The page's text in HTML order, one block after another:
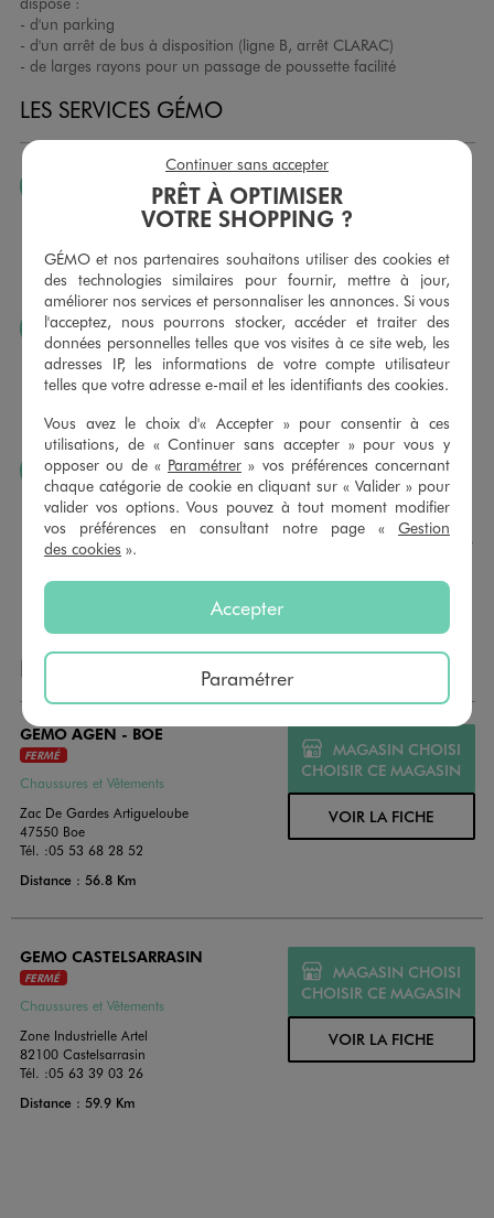
- d'un parking
- d'un arrêt de bus à disposition (ligne B, arrêt CLARAC)
- de larges rayons pour un passage de poussette facilité
LES SERVICES GÉMO
JE PEUX CHANGER D’AVIS
Nous échangeons et vous proposons un avoir ou un
sous 30 jours, sur simple présentation du ticket de caisse,
dans tous les magasins GÉMO.
JE PEUX FAIRE RETOUCHER MES ARTICLES
Ourlets, ceintures… vous avez la possibilité de faire
retoucher vos articles textiles dans nos magasins. Les tarifs
conditions en magasins.
J’AIME FAIRE PLAISIR
Nous vous proposons des cartes cadeaux GÉMO d’un
montant au choix entre 10€ et 150€. Les cartes cadeau
GÉMO sont valables 1 an, utilisables en plusieurs fois, pour
dans de jolies enveloppes pour toutes les occasions.
NOS AUTRES MAGASINS
GEMO AGEN - BOE
FERMÉ
Chaussures et Vêtements
Zac De Gardes Artigueloube
47550 Boe
Tél. :05 53 68 28 52
Distance : 56.8 Km
MAGASIN CHOISI
CHOISIR CE MAGASIN
VOIR LA FICHE
GEMO CASTELSARRASIN
FERMÉ
Chaussures et Vêtements
Zone Industrielle Artel
82100 Castelsarrasin
Tél. :05 63 39 03 26
Distance : 59.9 Km
MAGASIN CHOISI
CHOISIR CE MAGASIN
VOIR LA FICHE
PRÊT À OPTIMISER
VOTRE SHOPPING ?
GÉMO et nos partenaires souhaitons utiliser des cookies et
des technologies similaires pour fournir, mettre à jour,
améliorer nos services et personnaliser les annonces. Si vous
l'acceptez, nous pourrons stocker, accéder et traiter des
données personnelles telles que vos visites à ce site web, les
adresses IP, les informations de votre compte utilisateur
telles que votre adresse e-mail et les identifiants des cookies.
Vous avez le choix d'« Accepter » pour consentir à ces
utilisations, de « Continuer sans accepter » pour vous y
opposer ou de « Paramétrer » vos préférences concernant
chaque catégorie de cookie en cliquant sur « Valider » pour
valider vos options. Vous pouvez à tout moment modifier
vos préférences en consultant notre page « Gestion
des cookies ».
Accepter
Paramétrer
Continuer sans accepter